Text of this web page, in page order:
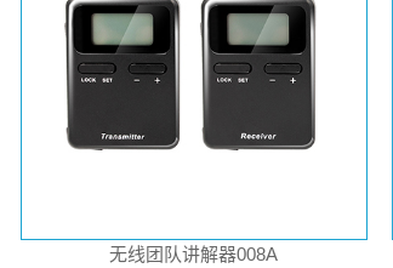
无线团队讲解器008A